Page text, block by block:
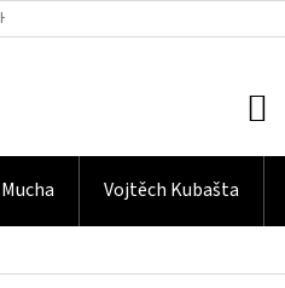
ÚDAJŮ
Vojtěch Kubašta